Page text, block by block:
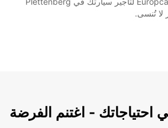
احتياجاتك - اغتنم الفرضة